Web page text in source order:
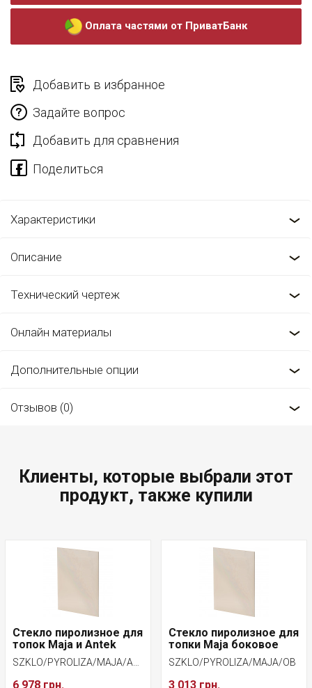
Оплата частями от ПриватБанк
Добавить в избранное
Задайте вопрос
Добавить для сравнения
Характеристики
Описание
Технический чертеж
Онлайн материалы
Дополнительные опции
Отзывов (0)
Клиенты, которые выбрали этот
продукт, также купили
Стекло пиролизное для
топок Maja и Antek
6 978 грн.
Стекло пиролизное для
топки Maja боковое
SZKLO/PYROLIZA/MAJA/OB
3 013 грн.